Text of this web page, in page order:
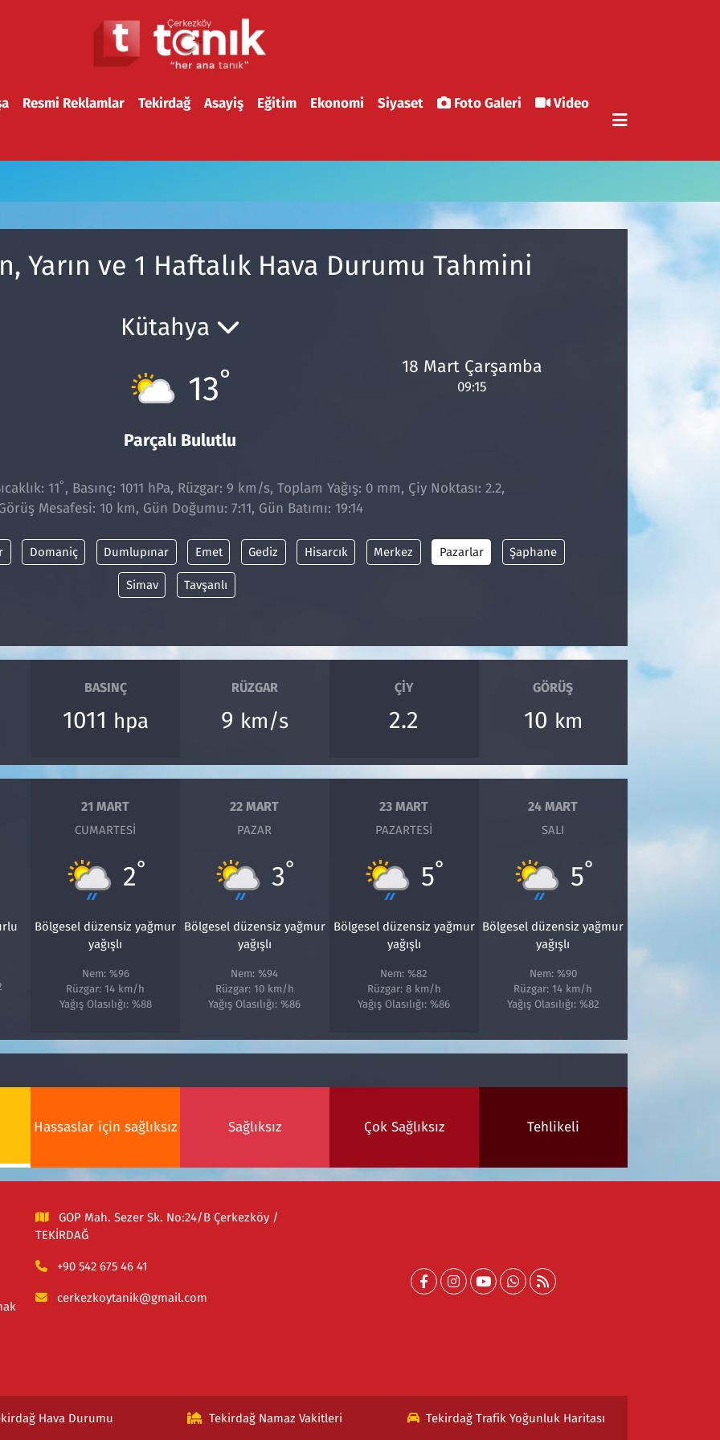
Resmi Reklamlar Tekirdağ Asayiş Eğitim Ekonomi Siyaset Foto Galeri
Video
Yarın ve 1 Haftalık Hava Durumu Tahmini
Kütahya
13°
Parçalı Bulutlu
18 Mart Çarşamba
09:15
11° , Basınç: 1011 hPa, Rüzgar: 9 km/s, Toplam Yağış: 0 mm, Çiy Noktası: 2.2,
Mesafesi: 10 km, Gün Doğumu: 7:11, Gün Batımı: 19:14
Domaniç Dumlupınar Emet Gediz Hisarcık Merkez Pazarlar Şaphane
Simav Tavşanlı
BASINÇ
1011 hpa
RÜZGAR
9 km/s
ÇIY
2.2
GÖRÜŞ
10 km
21 MART
CUMARTESI
2°
Bölgesel düzensiz yağmur
yağışlı
Nem: %96
Rüzgar: 14 km/h
Yağış Olasılığı: %88
22 MART
PAZAR
3°
Bölgesel düzensiz yağmur
yağışlı
Nem: %94
Rüzgar: 10 km/h
Yağış Olasılığı: %86
23 MART
PAZARTESI
5°
Bölgesel düzensiz yağmur
yağışlı
Nem: %82
Rüzgar: 8 km/h
Yağış Olasılığı: %86
24 MART
SALI
5°
Bölgesel düzensiz yağmur
yağışlı
Nem: %90
Rüzgar: 14 km/h
Yağış Olasılığı: %82
Hassaslar için sağlıksız Sağlıksız Çok Sağlıksız Tehlikeli
GOP Mah. Sezer Sk. No:24/B Çerkezköy /
TEKİRDAĞ
+90 542 675 46 41
cerkezkoytanik@gmail.com
Hava Durumu Tekirdağ Namaz Vakitleri Tekirdağ Trafik Yoğunluk Haritası